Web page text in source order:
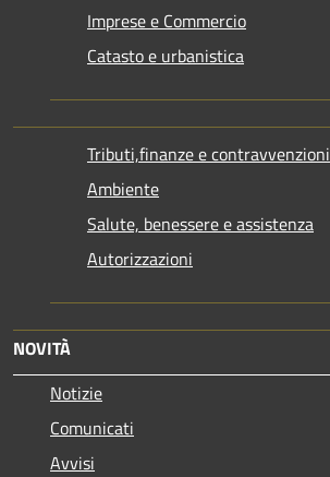
Imprese e Commercio
Catasto e urbanistica
Tributi,finanze e contravvenzioni
Ambiente
Salute, benessere e assistenza
Autorizzazioni
NOVITÀ
Notizie
Comunicati
Avvisi